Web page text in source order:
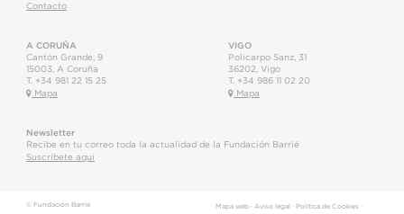
Contacto
A CORUÑA
Cantón Grande, 9
15003
A Coruña
T. +34 981 22 15 25
Mapa
VIGO
Policarpo Sanz, 31
36202 Vigo
T. +34 986 11 02 20
Mapa
Newsletter
Recibe en tu correo toda la actualidad de la Fundación Barrié
Suscríbete aquí
© Fundación Barrié Mapa web· Aviso legal · Política de Cookies ·